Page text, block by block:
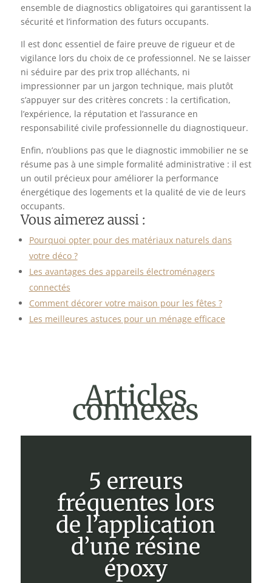
ensemble de diagnostics obligatoires qui garantissent la
sécurité et l’information des futurs occupants.
Il est donc essentiel de faire preuve de rigueur et de
vigilance lors du choix de ce professionnel. Ne se laisser
ni séduire par des prix trop alléchants, ni
impressionner par un jargon technique, mais plutôt
s’appuyer sur des critères concrets : la certification,
l’expérience, la réputation et l’assurance en
responsabilité civile professionnelle du diagnostiqueur.
Enfin, n’oublions pas que le diagnostic immobilier ne se
résume pas à une simple formalité administrative : il est
un outil précieux pour améliorer la performance
énergétique des logements et la qualité de vie de leurs
occupants.
Vous aimerez aussi :
Pourquoi opter pour des matériaux naturels dans
votre déco ?
Les avantages des appareils électroménagers
connectés
Comment décorer votre maison pour les fêtes ?
Les meilleures astuces pour un ménage efficace
Articles
connexes
5 erreurs
fréquentes lors
de l’application
d’une résine
époxy